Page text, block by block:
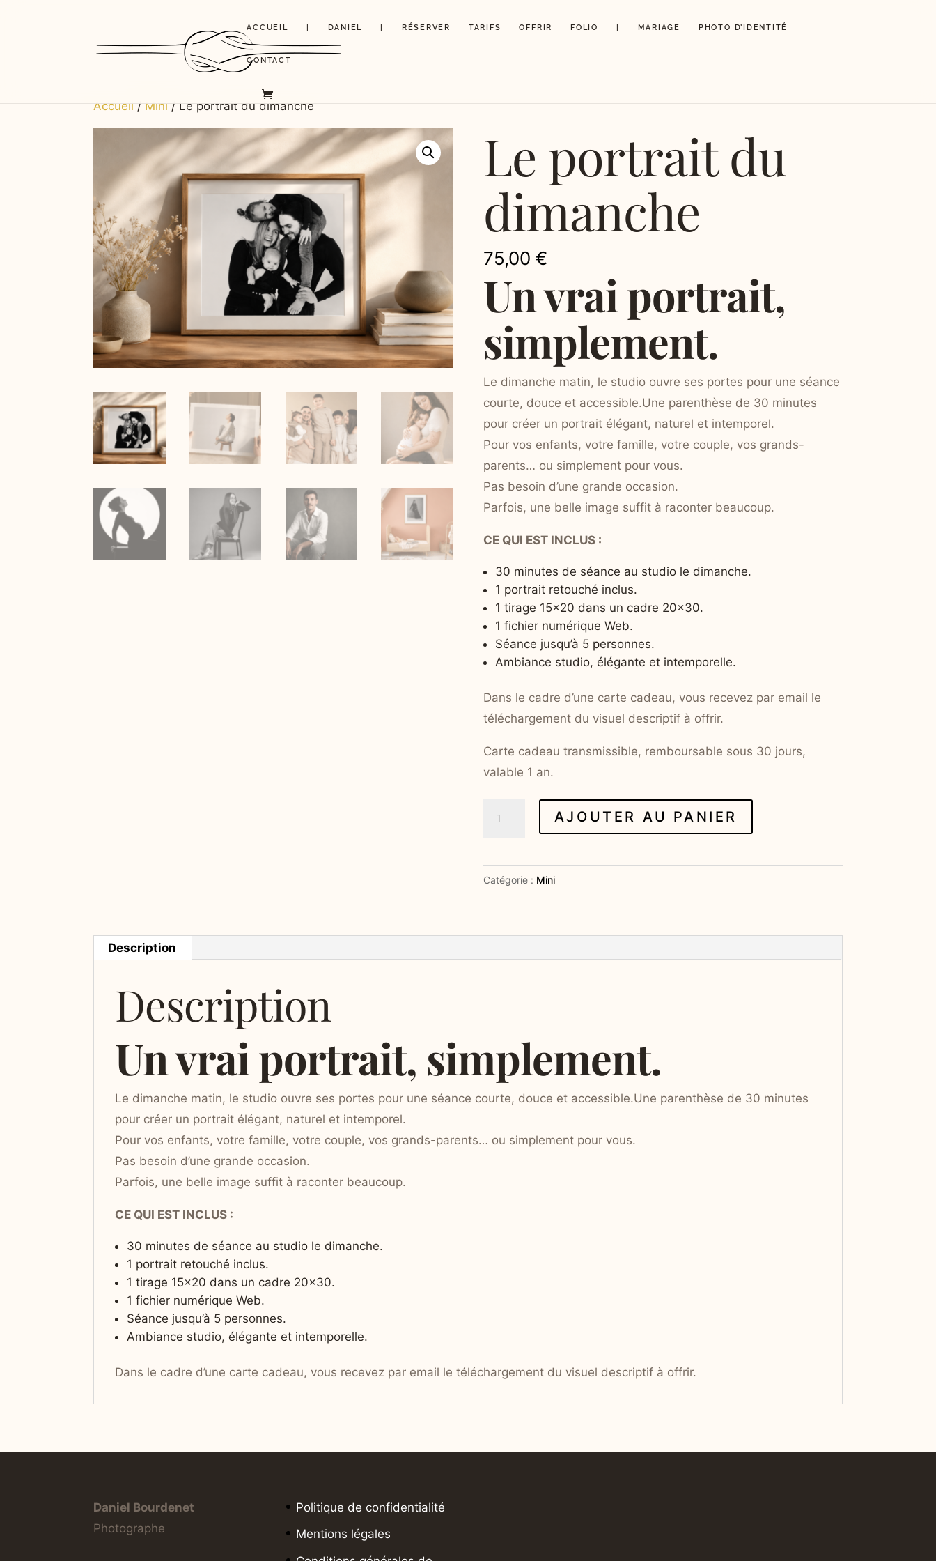
ACCUEIL DANIEL RÉSERVER TARIFS OFFRIR FOLIO MARIAGE PHOTO D’IDENTITÉ
CONTACT
Accueil / Mini / Le portrait du dimanche
Le portrait du
dimanche
75,00 €
Un vrai portrait,
simplement.
Le dimanche matin, le studio ouvre ses portes pour une séance
courte, douce et accessible.Une parenthèse de 30 minutes
pour créer un portrait élégant, naturel et intemporel.
Pour vos enfants, votre famille, votre couple, vos grands-
parents… ou simplement pour vous.
Pas besoin d’une grande occasion.
Parfois, une belle image suffit à raconter beaucoup.
CE QUI EST INCLUS :
30 minutes de séance au studio le dimanche.
1 portrait retouché inclus.
1 tirage 15×20 dans un cadre 20×30.
1 fichier numérique Web.
Séance jusqu’à 5 personnes.
Ambiance studio, élégante et intemporelle.
Dans le cadre d’une carte cadeau, vous recevez par email le
téléchargement du visuel descriptif à offrir.
Carte cadeau transmissible, remboursable sous 30 jours,
valable 1 an.
AJOUTER AU PANIER
Catégorie : Mini
Description
Description
Un vrai portrait, simplement.
Le dimanche matin, le studio ouvre ses portes pour une séance courte, douce et accessible.Une parenthèse de 30 minutes
pour créer un portrait élégant, naturel et intemporel.
Pour vos enfants, votre famille, votre couple, vos grands-parents… ou simplement pour vous.
Pas besoin d’une grande occasion.
Parfois, une belle image suffit à raconter beaucoup.
CE QUI EST INCLUS :
30 minutes de séance au studio le dimanche.
1 portrait retouché inclus.
1 tirage 15×20 dans un cadre 20×30.
1 fichier numérique Web.
Séance jusqu’à 5 personnes.
Ambiance studio, élégante et intemporelle.
Dans le cadre d’une carte cadeau, vous recevez par email le téléchargement du visuel descriptif à offrir.
Daniel Bourdenet
Photographe
Politique de confidentialité
Mentions légales